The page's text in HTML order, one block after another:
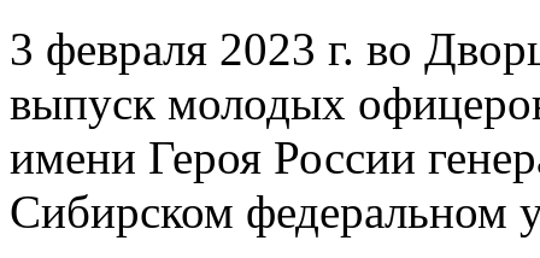
3 февраля 2023 г. во
выпуск молодых
имени Героя России
Сибирском федеральном